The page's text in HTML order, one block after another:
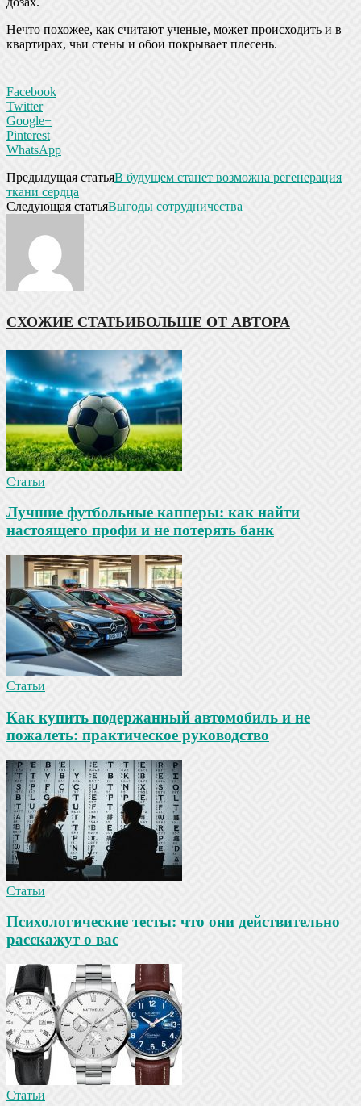
Нечто похожее, как считают ученые, может происходить и в
квартирах, чьи стены и обои покрывает плесень.
Facebook
Twitter
Google+
Pinterest
WhatsApp
Предыдущая статьяВ будущем станет возможна регенерация
ткани сердца
Следующая статьяВыгоды сотрудничества
СХОЖИЕ СТАТЬИБОЛЬШЕ ОТ АВТОРА
Статьи
Лучшие футбольные капперы: как найти
настоящего профи и не потерять банк
Статьи
Как купить подержанный автомобиль и не
пожалеть: практическое руководство
Статьи
Психологические тесты: что они действительно
расскажут о вас
Статьи